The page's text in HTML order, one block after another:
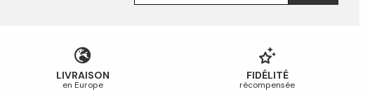
LIVRAISON
en Europe
FIDÉLITÉ
récompensée